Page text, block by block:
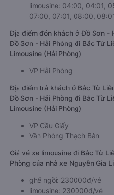
limousine: 04:00, 04:01,
07:00, 07:01, 08:00, 08:01
Địa điểm đón khách ở Đồ Sơn -
Đồ Sơn - Hải Phòng đi Bắc Từ
Limousine (Hải Phòng)
VP Hải Phòng
Địa điểm trả khách ở Bắc Từ
Đồ Sơn - Hải Phòng đi Bắc Từ
Limousine (Hải Phòng)
VP Cầu Giấy
Văn Phòng Thạch Bàn
Giá vé xe limousine đi Bắc Từ
Phòng của nhà xe Nguyễn Gia
ghế ngồi: 230000đ/vé
limousine: 230000đ/vé